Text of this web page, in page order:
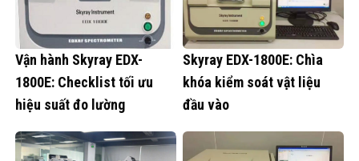
Vận hành Skyray EDX-
1800E: Checklist tối ưu
hiệu suất đo lường
Skyray EDX-1800E: Chìa
khóa kiểm soát vật liệu
đầu vào